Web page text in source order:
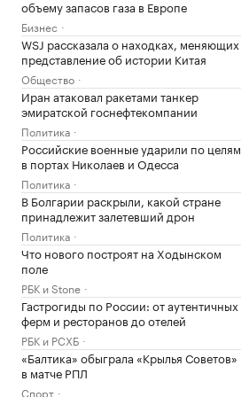
объему запасов газа в Европе
Бизнес
WSJ рассказала о находках, меняющих
представление об истории Китая
Общество
Иран атаковал ракетами танкер
эмиратской госнефтекомпании
Политика
Российские военные ударили по целям
в портах Николаев и Одесса
Политика
В Болгарии раскрыли, какой стране
принадлежит залетевший дрон
Политика
Что нового построят на Ходынском
поле
РБК и Stone
Гастрогиды по России: от аутентичных
ферм и ресторанов до отелей
РБК и РСХБ
«Балтика» обыграла «Крылья Советов»
в матче РПЛ
Спорт